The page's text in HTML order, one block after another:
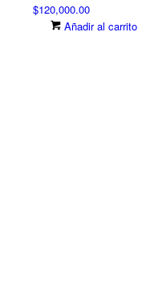
$120,000.00
Añadir al carrito